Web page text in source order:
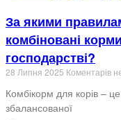
За якими
комбіновані
господарстві?
28 Липня 2025 Коментарів
Комбікорм для корів –
збалансованої